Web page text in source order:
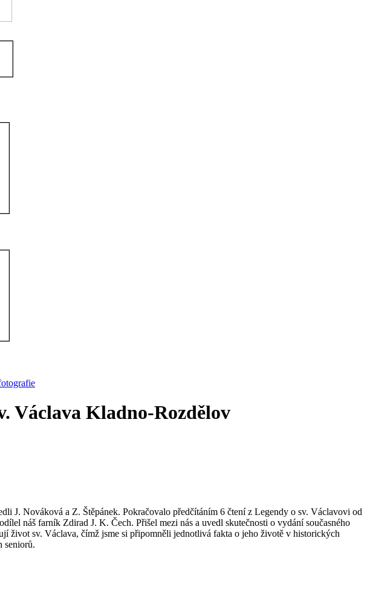
Václava Kladno-Rozdělov
J. Nováková a Z. Štěpánek. Pokračovalo předčítáním 6 čtení z Legendy o sv. Václavovi od
náš farník Zdirad J. K. Čech. Přišel mezi nás a uvedl skutečnosti o vydání současného
život sv. Václava, čímž jsme si připomněli jednotlivá fakta o jeho životě v historických
seniorů.